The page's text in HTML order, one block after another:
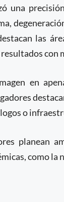
una
las
con
en
o
planean
como